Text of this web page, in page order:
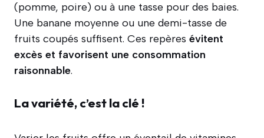
(pomme, poire) ou à une tasse pour des baies.
Une banane moyenne ou une demi-tasse de
fruits coupés suffisent. Ces repères évitent
excès et favorisent une consommation
raisonnable.
La variété, c’est la clé !